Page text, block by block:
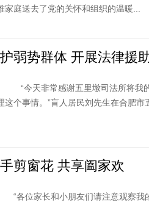
家庭送去了党的关怀和组织的温暖...
弱势群体 开展法律援
“今天非常感谢五里墩司法所将我
这个事情。”盲人居民刘先生在合肥市
剪窗花 共享阖家欢
“各位家长和小朋友们请注意观察